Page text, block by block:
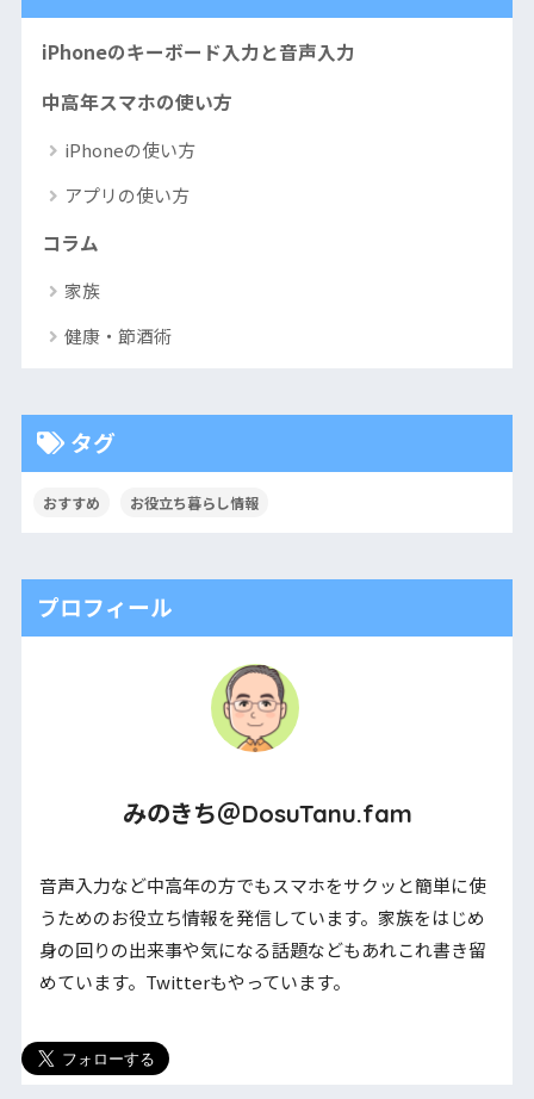
iPhoneのキーボード入力と音声入力
中高年スマホの使い方
iPhoneの使い方
アプリの使い方
コラム
家族
健康・節酒術
タグ
おすすめ お役立ち暮らし情報
プロフィール
みのきち＠DosuTanu.fam
音声入力など中高年の方でもスマホをサクッと簡単に使
うためのお役立ち情報を発信しています。家族をはじめ
身の回りの出来事や気になる話題などもあれこれ書き留
めています。Twitterもやっています。